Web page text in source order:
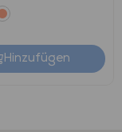
okuyunuz!
Hinzufügen